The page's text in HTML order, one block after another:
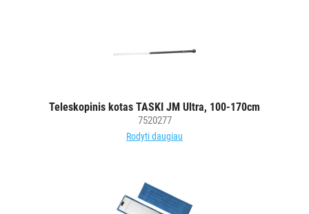
Teleskopinis kotas TASKI JM Ultra, 100-170cm
7520277
Rodyti daugiau